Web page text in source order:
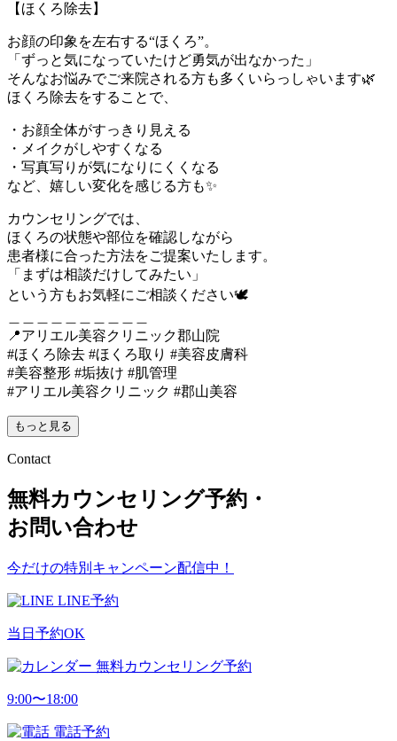
【ほくろ除去】
お顔の印象を左右する“ほくろ”。
「ずっと気になっていたけど勇気が出なかった」
そんなお悩みでご来院される方も多くいらっしゃいます🌿
ほくろ除去をすることで、
・お顔全体がすっきり見える
・メイクがしやすくなる
・写真写りが気になりにくくなる
など、嬉しい変化を感じる方も✨
カウンセリングでは、
ほくろの状態や部位を確認しながら
患者様に合った方法をご提案いたします。
「まずは相談だけしてみたい」
という方もお気軽にご相談ください🕊️
📍アリエル美容クリニック郡山院
#ほくろ除去 #ほくろ取り #美容皮膚科
#美容整形 #垢抜け #肌管理
#アリエル美容クリニック #郡山美容
もっと見る
Contact
無料カウンセリング予約・
お問い合わせ
今だけの特別キャンペーン配信中！
LINE予約
当日予約OK
無料カウンセリング予約
9:00〜18:00
電話予約